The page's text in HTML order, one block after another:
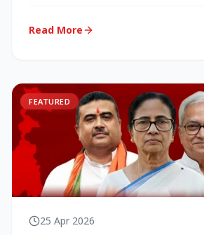
Read More
FEATURED
25 Apr 2026